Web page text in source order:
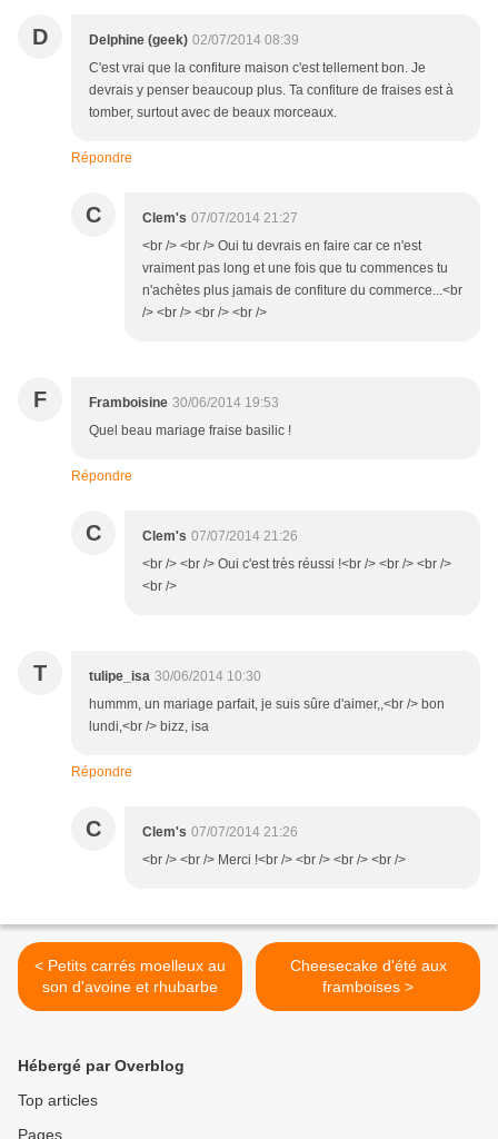
D Delphine (geek) 02/07/2014 08:39
C'est vrai que la confiture maison c'est tellement bon. Je
devrais y penser beaucoup plus. Ta confiture de fraises est à
tomber, surtout avec de beaux morceaux.
Répondre
C Clem's 07/07/2014 21:27
<br /> <br /> Oui tu devrais en faire car ce n'est
vraiment pas long et une fois que tu commences tu
n'achètes plus jamais de confiture du commerce...<br
/> <br /> <br /> <br />
F Framboisine 30/06/2014 19:53
Quel beau mariage fraise basilic !
Répondre
C Clem's 07/07/2014 21:26
<br /> <br /> Oui c'est très réussi !<br /> <br /> <br />
<br />
T tulipe_isa 30/06/2014 10:30
hummm, un mariage parfait, je suis sûre d'aimer,,<br /> bon
lundi,<br /> bizz, isa
Répondre
C Clem's 07/07/2014 21:26
<br /> <br /> Merci !<br /> <br /> <br /> <br />
< Petits carrés moelleux au
son d'avoine et rhubarbe
Cheesecake d'été aux
framboises >
Hébergé par Overblog
Top articles
Pages